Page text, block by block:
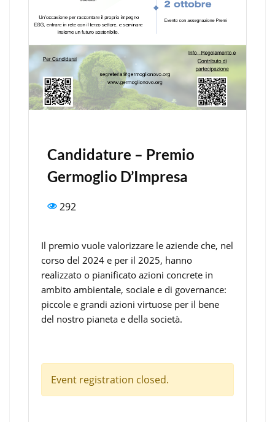
Candidature – Premio
Germoglio D’Impresa
292
Il premio vuole valorizzare le aziende che, nel
corso del 2024 e per il 2025, hanno
realizzato o pianificato azioni concrete in
ambito ambientale, sociale e di governance:
piccole e grandi azioni virtuose per il bene
del nostro pianeta e della società.
Event registration closed.